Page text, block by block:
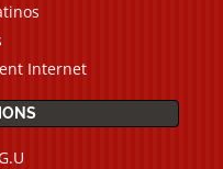
Internet